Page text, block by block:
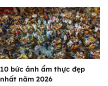
10 bức ảnh ẩm thực đẹp
nhất năm 2026